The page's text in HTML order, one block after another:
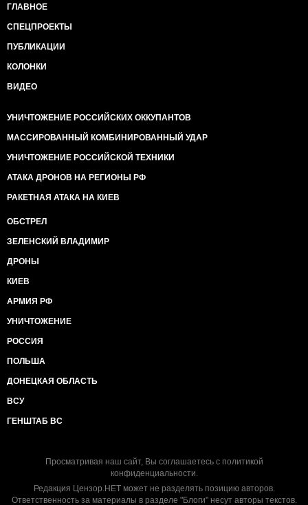
ГЛАВНОЕ
СПЕЦПРОЕКТЫ
ПУБЛИКАЦИИ
КОЛОНКИ
ВИДЕО
УНИЧТОЖЕНИЕ РОССИЙСКИХ ОККУПАНТОВ
МАССИРОВАННЫЙ КОМБИНИРОВАННЫЙ УДАР
УНИЧТОЖЕНИЕ РОССИЙСКОЙ ТЕХНИКИ
АТАКА ДРОНОВ НА РЕГИОНЫ РФ
РАКЕТНАЯ АТАКА НА КИЕВ
ОБСТРЕЛ
ЗЕЛЕНСКИЙ ВЛАДИМИР
ДРОНЫ
КИЕВ
АРМИЯ РФ
УНИЧТОЖЕНИЕ
РОССИЯ
ПОЛЬША
ДОНЕЦКАЯ ОБЛАСТЬ
ВСУ
ГЕНШТАБ ВС
Просматривая наш сайт, Вы соглашаетесь с политикой
конфиденциальности.
Редакция Цензор.НЕТ может не разделять позицию авторов.
Ответственность за материалы в разделе "Блоги" несут авторы текстов.